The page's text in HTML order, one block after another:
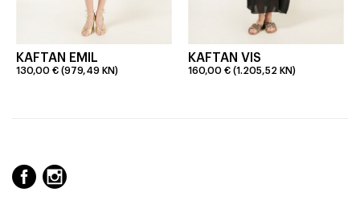
KAFTAN EMIL
130,00 € (979,49 KN)
KAFTAN VIS
160,00 € (1.205,52 KN)